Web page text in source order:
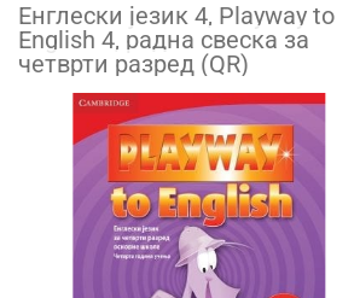
Енглески језик 4, Playway to
English 4, радна свеска за
четврти разред (QR)